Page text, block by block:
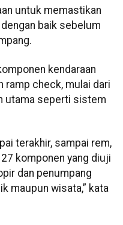
untuk memastikan
baik sebelum
kendaraan
ramp check, mulai dari
utama seperti sistem
terakhir, sampai rem,
komponen yang diuji
dan penumpang
maupun wisata,” kata